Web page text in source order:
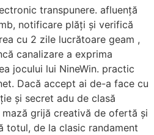
transpunere. afluență
notificare plăți și verifică
cu 2 zile lucrătoare geam ,
canalizare a exprima
jocului lui NineWin. practic
Dacă accept ai de-a face cu
și secret adu de clasă
grijă creativă de ofertă și
totul, de la clasic randament